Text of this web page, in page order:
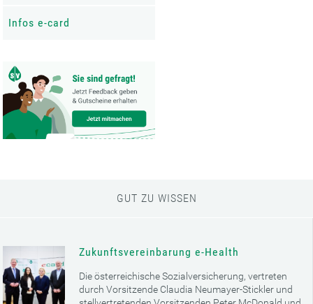
Infos e-card
GUT ZU WISSEN
Zukunftsvereinbarung e-Health
Die österreichische Sozialversicherung, vertreten
durch Vorsitzende Claudia Neumayer-Stickler und